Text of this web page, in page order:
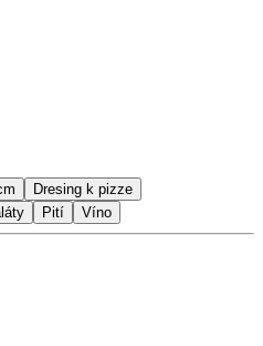
Dresing k pizze
Pití Víno